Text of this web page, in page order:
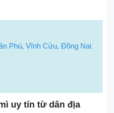
Phú, Vĩnh Cửu, Đồng Nai
uy tín từ dân địa